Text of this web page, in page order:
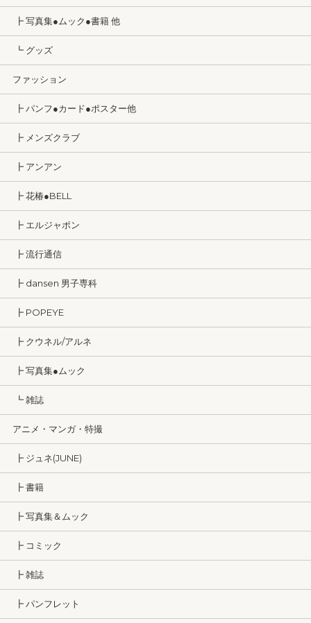
┣ 写真集●ムック●書籍 他
┗ グッズ
ファッション
┣ パンフ●カード●ポスター他
┣ メンズクラブ
┣ アンアン
┣ 花椿●BELL
┣ エルジャポン
┣ 流行通信
┣ dansen 男子専科
┣ POPEYE
┣ クウネル/アルネ
┣ 写真集●ムック
┗ 雑誌
アニメ・マンガ・特撮
┣ ジュネ(JUNE)
┣ 書籍
┣ 写真集＆ムック
┣ コミック
┣ 雑誌
┣ パンフレット